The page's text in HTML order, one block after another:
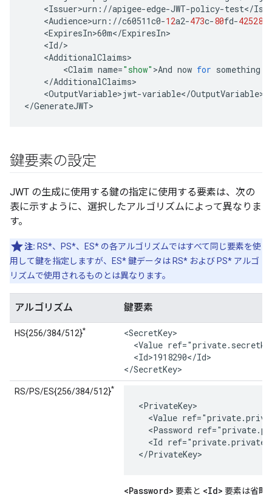
<Issuer>urn : //apigee-edge-JWT-policy-test</
<Audience>urn : //c60511c0-12a2-473c-80fd-42528
<ExpiresIn>60m</ExpiresIn
<Id/
<AdditionalClaims
<Claim name="show" >And now for something
</AdditionalClaims
<OutputVariable>jwt-variable</OutputVariable>
</GenerateJWT>
鍵要素の設定
JWT の生成に使用する鍵の指定に使用する要素は、次の
表に示すように、選択したアルゴリズムによって異なりま
す。
注: RS*、PS*、ES* の各アルゴリズムではすべて同じ要素を使
用して鍵を指定しますが、ES* 鍵データは RS* および PS* アルゴ
リズムで使用されるものとは異なります。
アルゴリズム 鍵要素
HS{256/384/512}*
<SecretKey>
<Value
  <Id>1918290</Id>
</SecretKey>
RS/PS/ES{256/384/512}*
<PrivateKey>
<Value
<Password
<Id
</PrivateKey>
<Password> 要素と <Id> 要素は省略